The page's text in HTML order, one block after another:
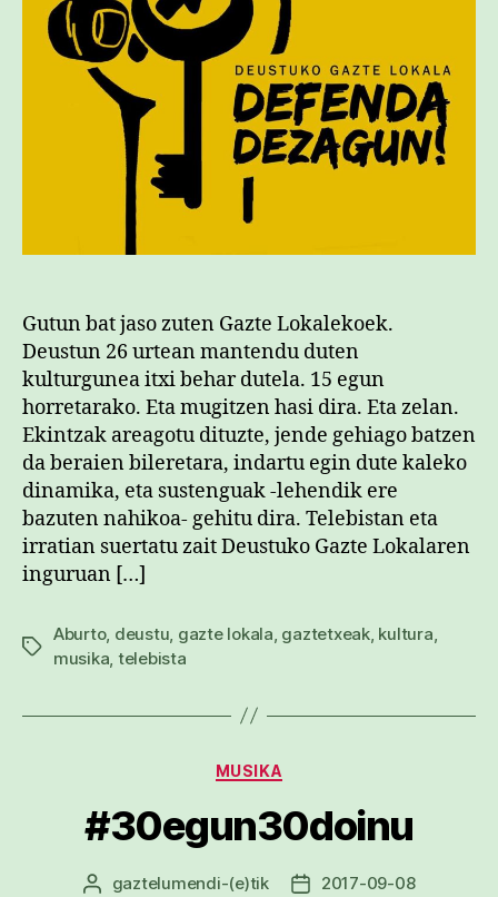
Gutun bat jaso zuten Gazte Lokalekoek.
Deustun 26 urtean mantendu duten
kulturgunea itxi behar dutela. 15 egun
horretarako. Eta mugitzen hasi dira. Eta zelan.
Ekintzak areagotu dituzte, jende gehiago batzen
da beraien bileretara, indartu egin dute kaleko
dinamika, eta sustenguak -lehendik ere
bazuten nahikoa- gehitu dira. Telebistan eta
irratian suertatu zait Deustuko Gazte Lokalaren
inguruan […]
Etiketak
Aburto, deustu, gazte lokala, gaztetxeak, kultura,
musika, telebista
Kategoriak
MUSIKA
#30egun30doinu
Argitalpenaren
gaztelumendi-(e)tik
Argitalpenaren
2017-09-08